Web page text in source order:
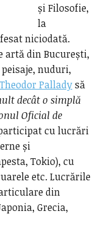
și Filosofie,
la
niciodată.
artă din București,
nuduri,
Theodor Palladysă
decât o simplă
Oficial de
cu lucrări
și
Tokio), cu
etc. Lucrările
din
Grecia,